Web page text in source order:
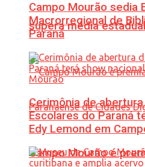
supera média
Campo Mourão é
Campo Mourão sedia
Macrorregional de
Paraná
Cerimônia de
Escolares do Paraná
Edy Lemond em